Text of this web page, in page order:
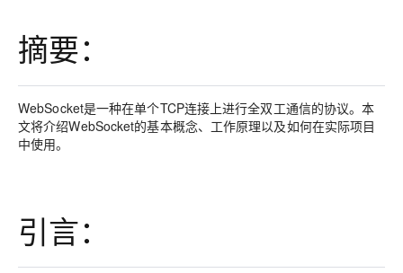
摘要：
WebSocket是一种在单个TCP连接上进行全双工通信的协议。本
文将介绍WebSocket的基本概念、工作原理以及如何在实际项目
中使用。
引言：